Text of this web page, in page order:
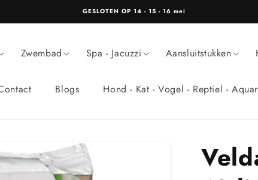
GESLOTEN OP 14 - 15 - 16 mei
Zwembad Spa - Jacuzzi Aansluitstukken
Blogs Hond - Kat - Vogel - Reptiel -